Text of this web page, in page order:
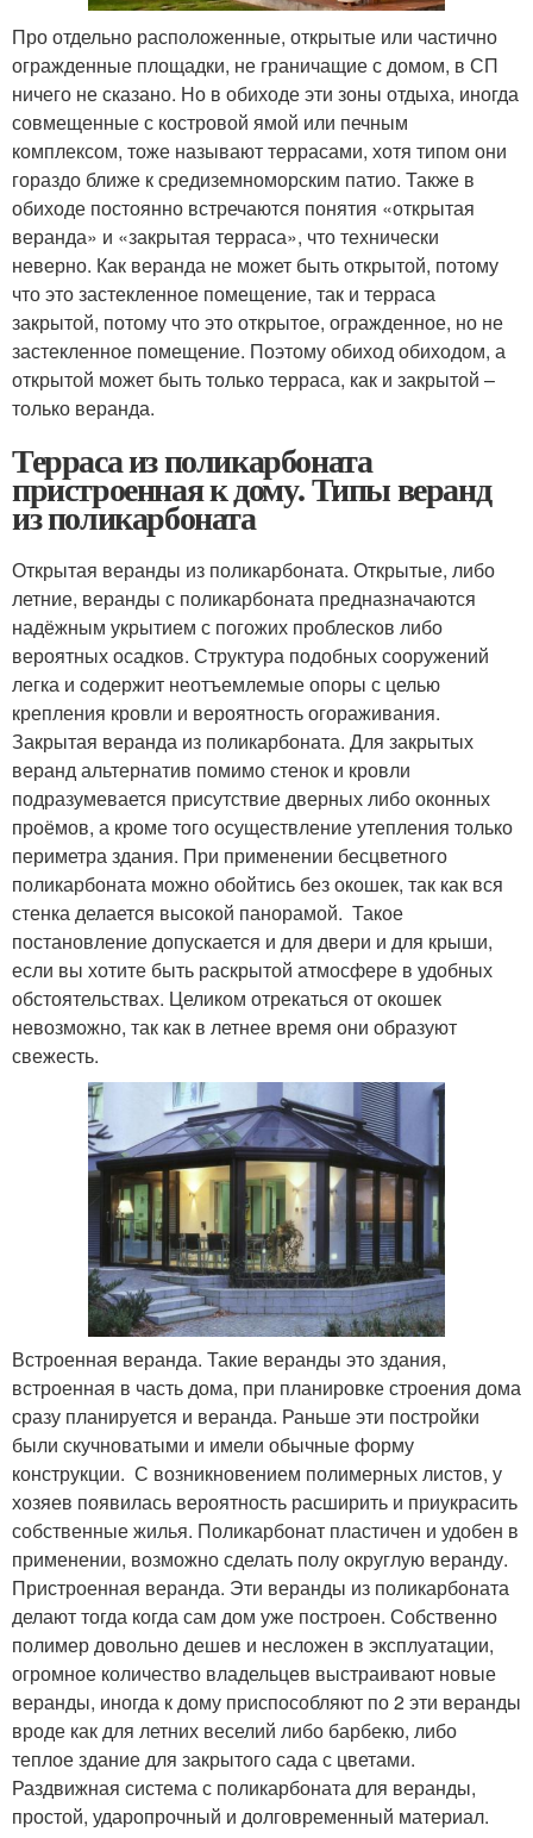
Про отдельно расположенные, открытые или частично
огражденные площадки, не граничащие с домом, в СП
ничего не сказано. Но в обиходе эти зоны отдыха, иногда
совмещенные с костровой ямой или печным
комплексом, тоже называют террасами, хотя типом они
гораздо ближе к средиземноморским патио. Также в
обиходе постоянно встречаются понятия «открытая
веранда» и «закрытая терраса», что технически
неверно. Как веранда не может быть открытой, потому
что это застекленное помещение, так и терраса
закрытой, потому что это открытое, огражденное, но не
застекленное помещение. Поэтому обиход обиходом, а
открытой может быть только терраса, как и закрытой –
только веранда.
Терраса из поликарбоната
пристроенная к дому. Типы веранд
из поликарбоната
Открытая веранды из поликарбоната. Открытые, либо
летние, веранды с поликарбоната предназначаются
надёжным укрытием с погожих проблесков либо
вероятных осадков. Структура подобных сооружений
легка и содержит неотъемлемые опоры с целью
крепления кровли и вероятность огораживания.
Закрытая веранда из поликарбоната. Для закрытых
веранд альтернатив помимо стенок и кровли
подразумевается присутствие дверных либо оконных
проёмов, а кроме того осуществление утепления только
периметра здания. При применении бесцветного
поликарбоната можно обойтись без окошек, так как вся
стенка делается высокой панорамой. Такое
постановление допускается и для двери и для крыши,
если вы хотите быть раскрытой атмосфере в удобных
обстоятельствах. Целиком отрекаться от окошек
невозможно, так как в летнее время они образуют
свежесть.
Встроенная веранда. Такие веранды это здания,
встроенная в часть дома, при планировке строения дома
сразу планируется и веранда. Раньше эти постройки
были скучноватыми и имели обычные форму
конструкции. С возникновением полимерных листов, у
хозяев появилась вероятность расширить и приукрасить
собственные жилья. Поликарбонат пластичен и удобен в
применении, возможно сделать полу округлую веранду.
Пристроенная веранда. Эти веранды из поликарбоната
делают тогда когда сам дом уже построен. Собственно
полимер довольно дешев и несложен в эксплуатации,
огромное количество владельцев выстраивают новые
веранды, иногда к дому приспособляют по 2 эти веранды
вроде как для летних веселий либо барбекю, либо
теплое здание для закрытого сада с цветами.
Раздвижная система с поликарбоната для веранды,
простой, ударопрочный и долговременный материал.